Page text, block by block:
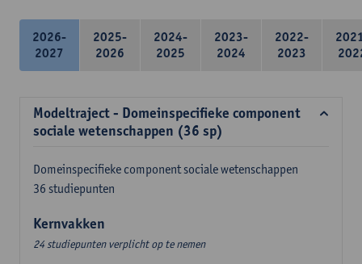
2026-
2027
2025-
2026
2024-
2025
2023-
2024
2022-
2023
Modeltraject - Domeinspecifieke component
sociale wetenschappen (36 sp)
Domeinspecifieke component sociale wetenschappen
36 studiepunten
Kernvakken
24 studiepunten verplicht op te nemen